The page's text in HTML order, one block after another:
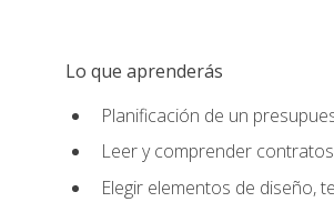
Lo que aprenderás
Planificación de un
Leer y comprender
Elegir elementos de diseño,